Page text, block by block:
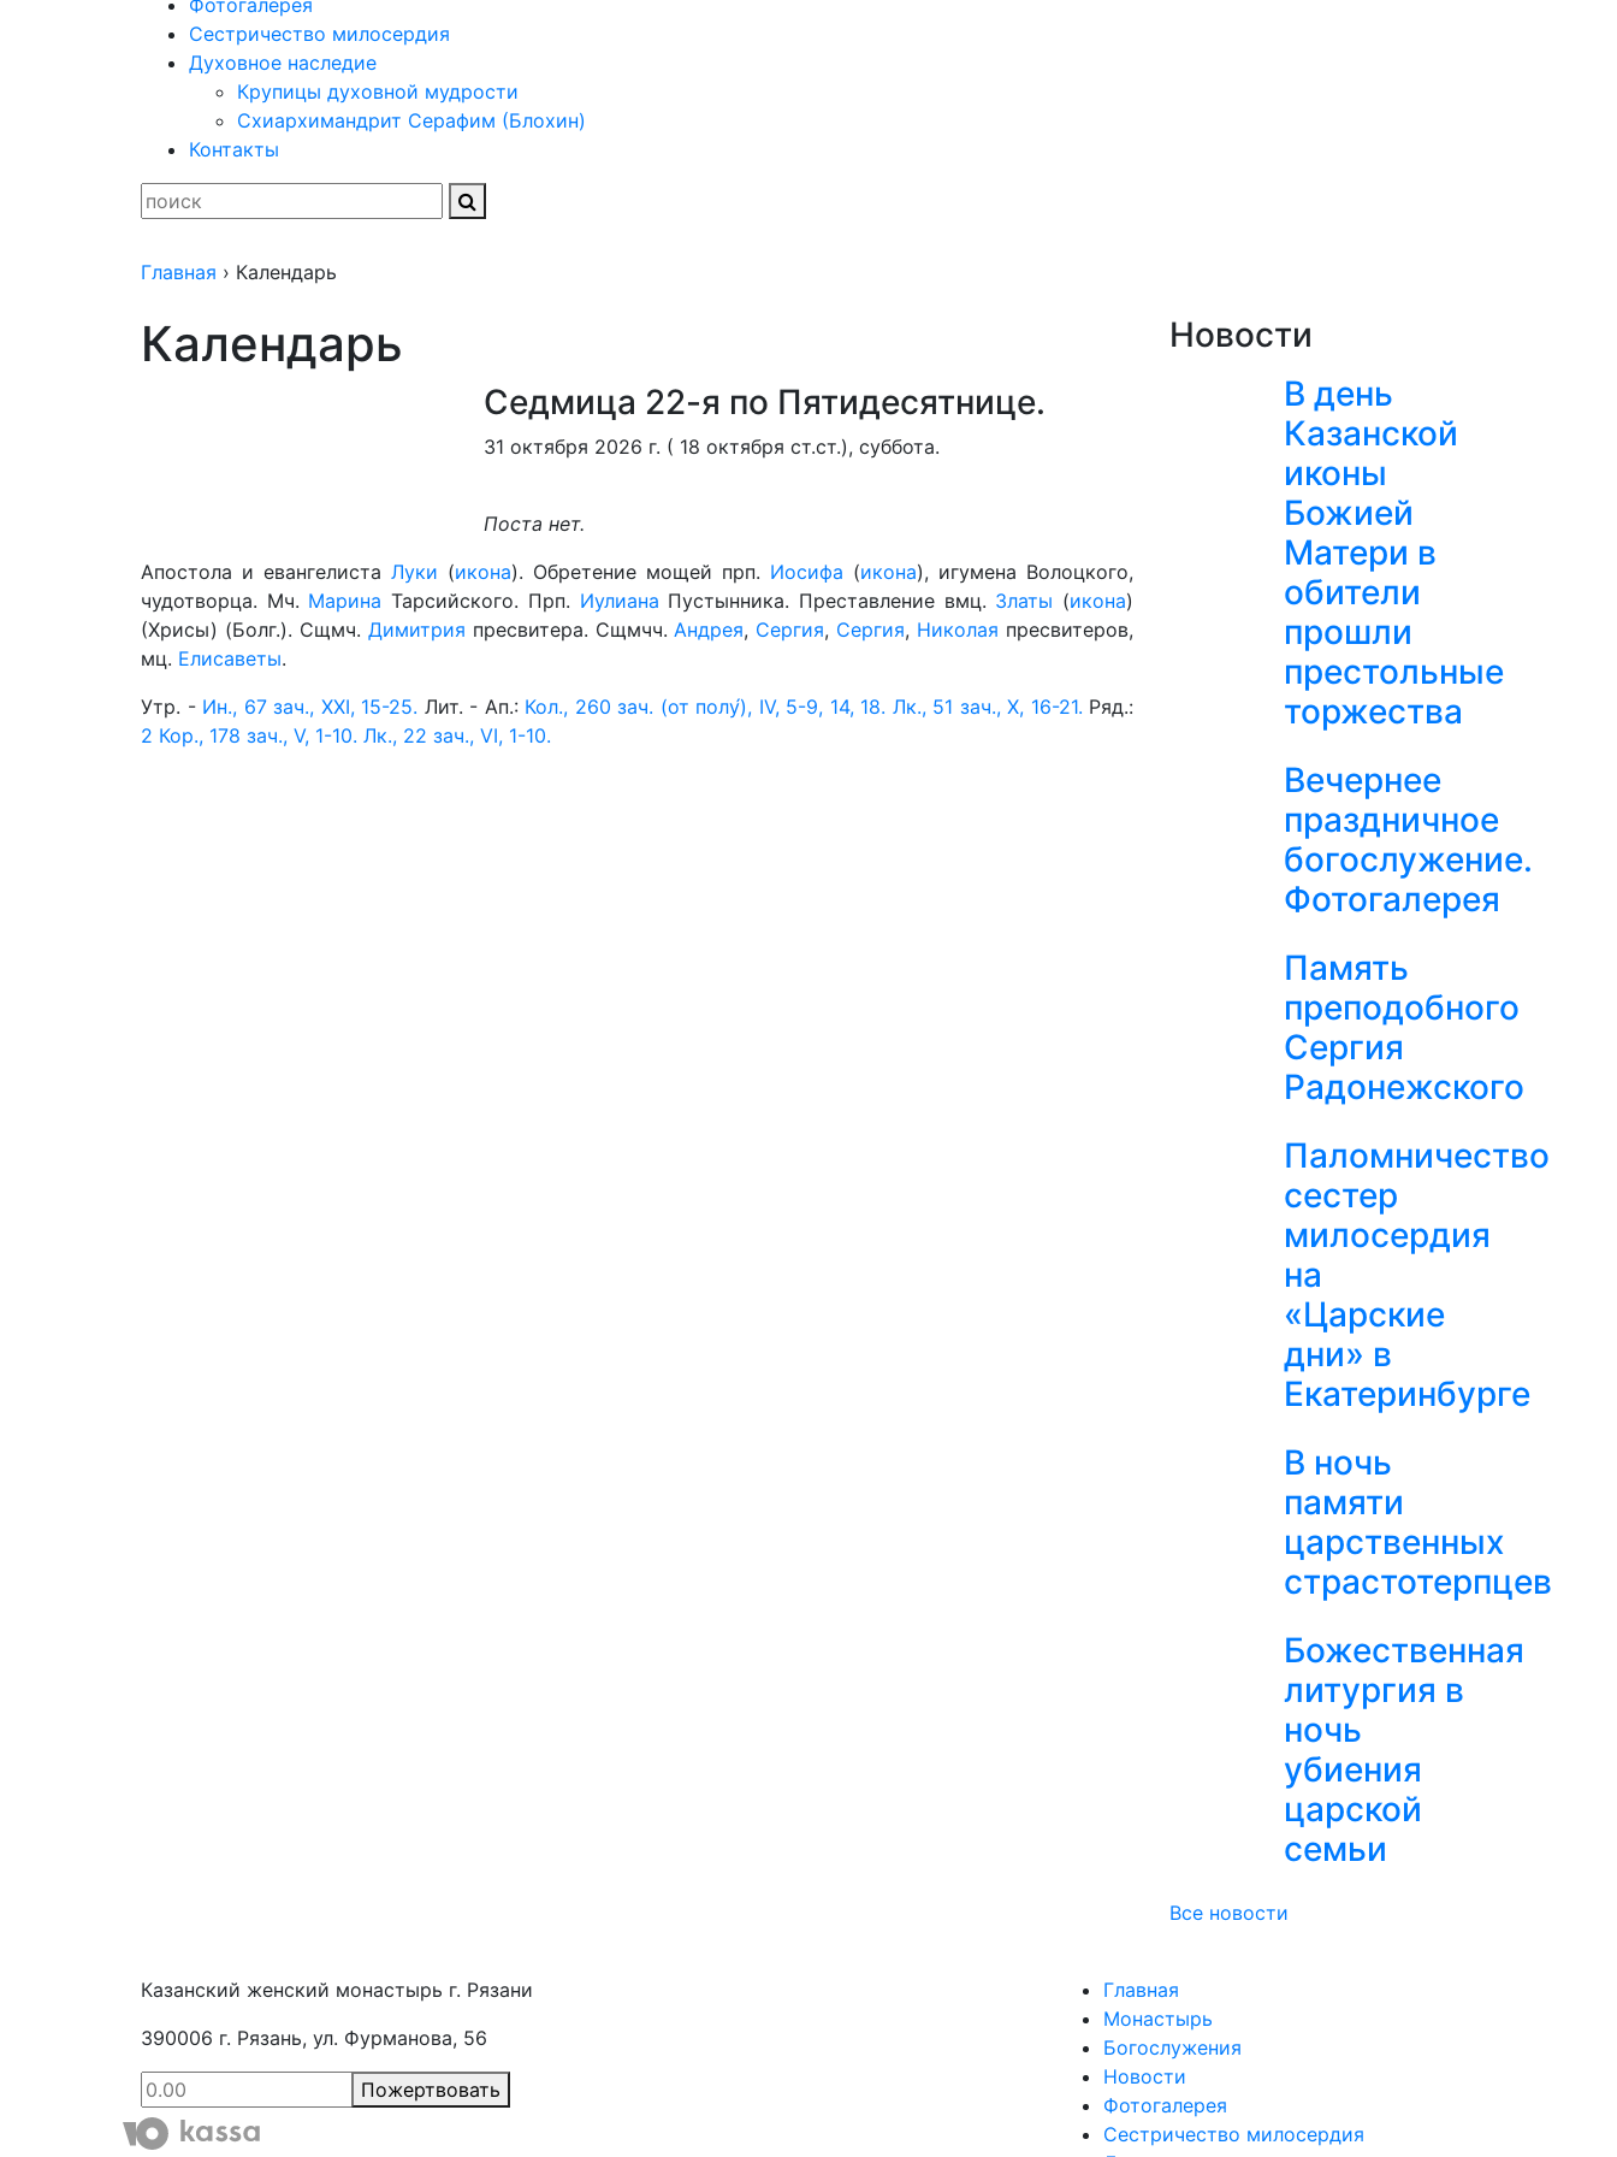
Фотогалерея
Сестричество милосердия
Духовное наследие
Крупицы духовной мудрости
Схиархимандрит Серафим (Блохин)
Контакты
Главная › Календарь
Календарь
Седмица 22-я по Пятидесятнице.
31 октября 2026 г. ( 18 октября ст.ст.), суббота.
Поста нет.
Апостола и евангелиста Луки (икона). Обретение мощей прп. Иосифа (икона), игумена Волоцкого,
чудотворца. Мч. Марина Тарсийского. Прп. Иулиана Пустынника. Преставление вмц. Златы (икона)
(Хрисы) (Болг.). Сщмч. Димитрия пресвитера. Сщмчч.Андрея, Сергия, Сергия, Николая пресвитеров,
мц. Елисаветы.
Утр. - Ин., 67 зач., XXI, 15-25. Лит. - Ап.: Кол., 260 зач. (от полу́), IV, 5-9, 14, 18. Лк., 51 зач., X, 16-21. Ряд.:
2 Кор., 178 зач., V, 1-10. Лк., 22 зач., VI, 1-10.
Новости
В день
Казанской
иконы
Божией
Матери в
обители
прошли
престольные
торжества
Вечернее
праздничное
богослужение.
Фотогалерея
Память
преподобного
Сергия
Радонежского
Паломничество
сестер
милосердия
на
«Царские
дни» в
Екатеринбурге
В ночь
памяти
царственных
страстотерпцев
Божественная
литургия в
ночь
убиения
царской
семьи
Все новости
Казанский женский монастырь г. Рязани
390006 г. Рязань, ул. Фурманова, 56
Пожертвовать
Главная
Монастырь
Богослужения
Новости
Фотогалерея
Сестричество милосердия